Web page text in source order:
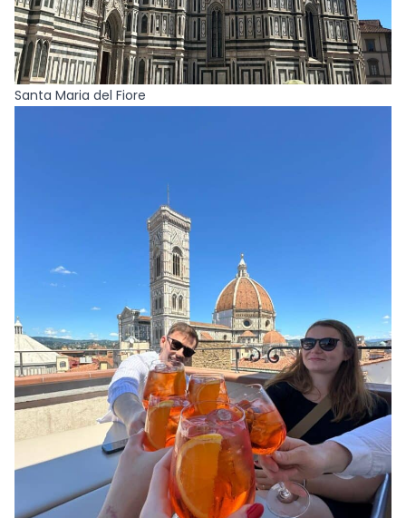
Santa Maria del Fiore